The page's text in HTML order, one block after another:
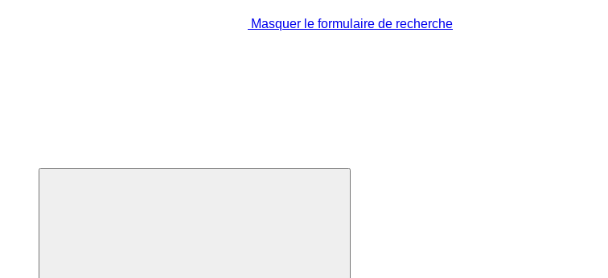
Masquer le formulaire de recherche